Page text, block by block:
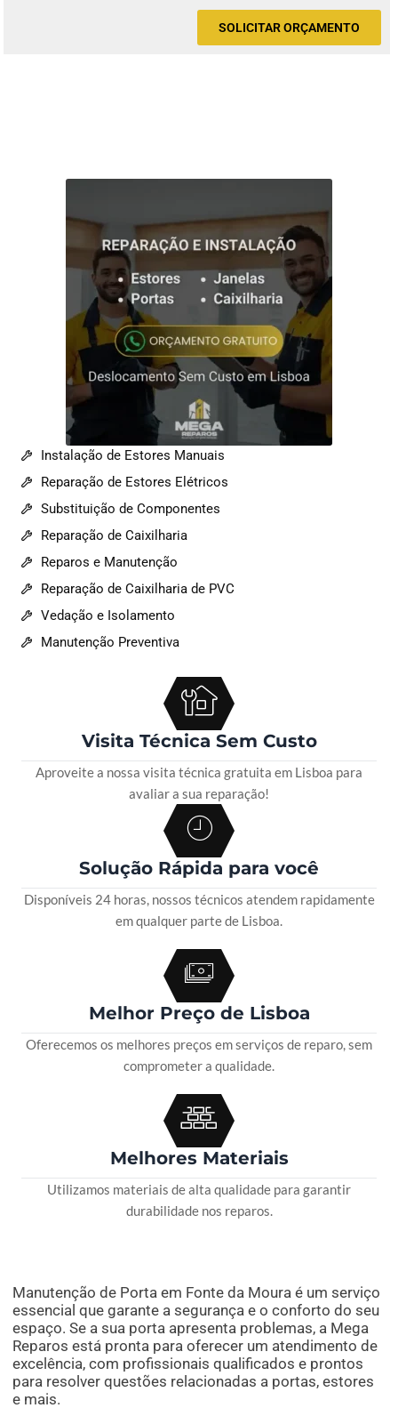
SOLICITAR ORÇAMENTO
Instalação de Estores Manuais
Reparação de Estores Elétricos
Substituição de Componentes
Reparação de Caixilharia
Reparos e Manutenção
Reparação de Caixilharia de PVC
Vedação e Isolamento
Manutenção Preventiva
Visita Técnica Sem Custo
Aproveite a nossa visita técnica gratuita em Lisboa para
avaliar a sua reparação!
Solução Rápida para você
Disponíveis 24 horas, nossos técnicos atendem rapidamente
em qualquer parte de Lisboa.
Melhor Preço de Lisboa
Oferecemos os melhores preços em serviços de reparo, sem
comprometer a qualidade.
Melhores Materiais
Utilizamos materiais de alta qualidade para garantir
durabilidade nos reparos.
Manutenção de Porta em Fonte da Moura é um serviço
essencial que garante a segurança e o conforto do seu
espaço. Se a sua porta apresenta problemas, a Mega
Reparos está pronta para oferecer um atendimento de
excelência, com profissionais qualificados e prontos
para resolver questões relacionadas a portas, estores
e mais.